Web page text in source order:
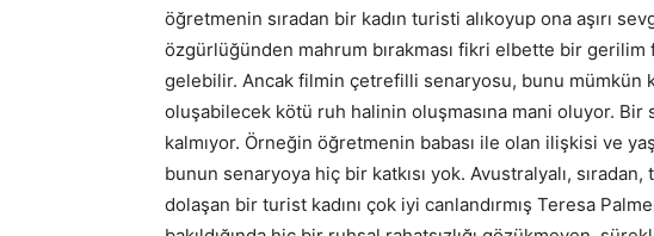
öğretmenin sıradan bir kadın turisti alıkoyup ona aşırı
özgürlüğünden mahrum bırakması fikri elbette bir
gelebilir. Ancak filmin çetrefilli senaryosu, bunu mümkün
oluşabilecek kötü ruh halinin oluşmasına mani oluyor. Bir
kalmıyor. Örneğin öğretmenin babası ile olan ilişkisi ve
bunun senaryoya hiç bir katkısı yok. Avustralyalı,
dolaşan bir turist kadını çok iyi canlandırmış Teresa